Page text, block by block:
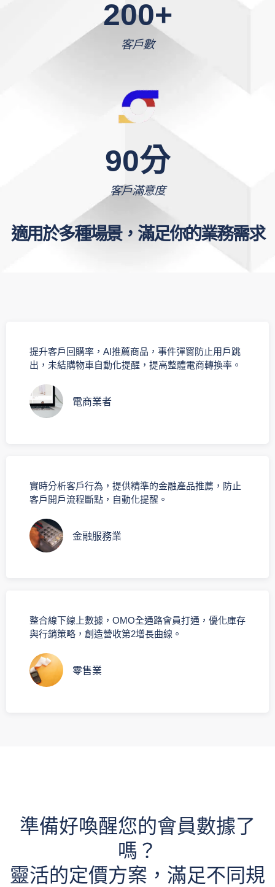
客戶數
200+
客戶滿意度
90分
適用於多種場景，滿足你的業務需求
提升客戶回購率，AI推薦商品，事件彈窗防止用戶跳
出，未結購物車自動化提醒，提高整體電商轉換率。
電商業者
實時分析客戶行為，提供精準的金融產品推薦，防止
客戶開戶流程斷點，自動化提醒。
金融服務業
整合線下線上數據，OMO全通路會員打通，優化庫存
與行銷策略，創造營收第2增長曲線。
零售業
準備好喚醒您的會員數據了
嗎？
靈活的定價方案，滿足不同規